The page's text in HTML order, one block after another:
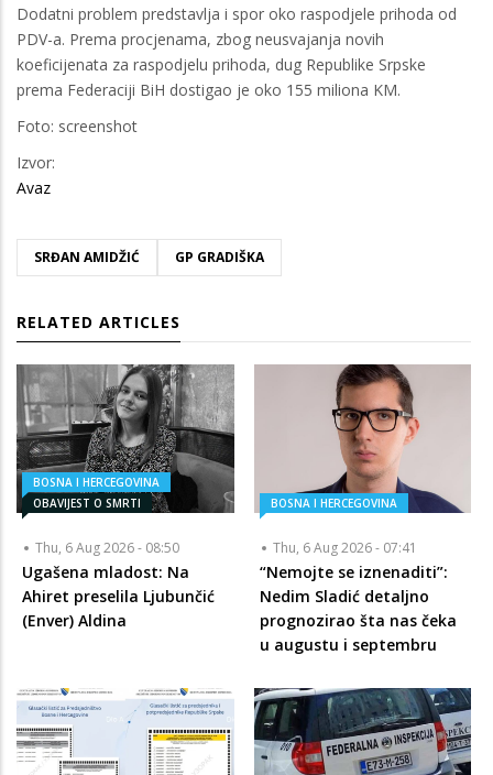
Dodatni problem predstavlja i spor oko raspodjele prihoda od
PDV-a. Prema procjenama, zbog neusvajanja novih
koeficijenata za raspodjelu prihoda, dug Republike Srpske
prema Federaciji BiH dostigao je oko 155 miliona KM.
Foto: screenshot
Izvor:
Avaz
SRĐAN AMIDŽIĆ GP GRADIŠKA
RELATED ARTICLES
BOSNA I HERCEGOVINA
OBAVIJEST O SMRTI
Thu, 6 Aug 2026 - 08:50
Ugašena mladost: Na
Ahiret preselila Ljubunčić
(Enver) Aldina
BOSNA I HERCEGOVINA
Thu, 6 Aug 2026 - 07:41
“Nemojte se iznenaditi”:
Nedim Sladić detaljno
prognozirao šta nas čeka
u augustu i septembru